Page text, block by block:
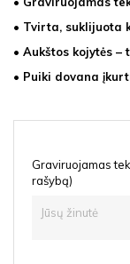
• Tvirta, suklijuota
• Aukštos kojytės
• Puiki dovana
Graviruojamas
rašybą)